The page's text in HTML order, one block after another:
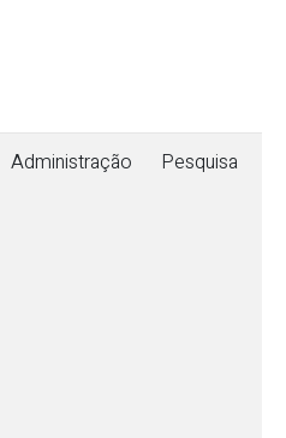
Administração Pesquisa